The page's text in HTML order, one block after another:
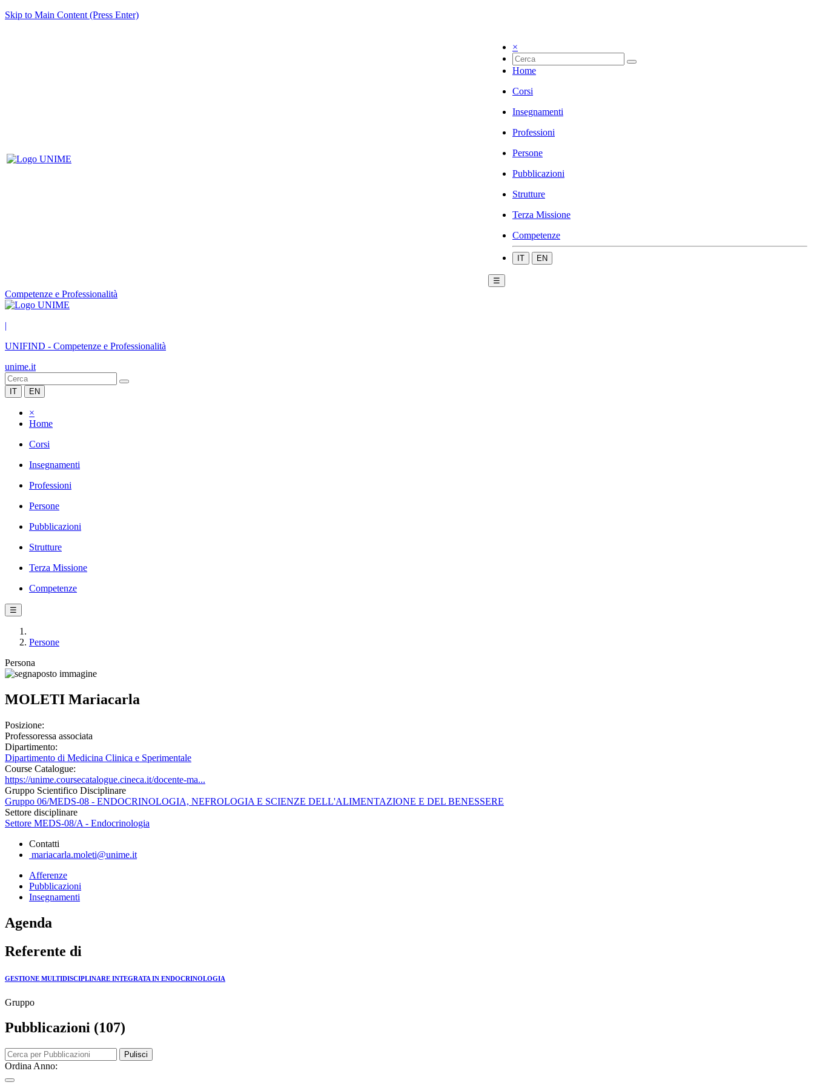
Skip to Main Content (Press Enter)
×
Home
Corsi
Insegnamenti
Professioni
Persone
Pubblicazioni
Strutture
Terza Missione
Competenze
IT EN
☰
Competenze e Professionalità
|
UNIFIND - Competenze e Professionalità
unime.it
IT EN
×
Home
Corsi
Insegnamenti
Professioni
Persone
Pubblicazioni
Strutture
Terza Missione
Competenze
☰
Persone
Persona
MOLETI Mariacarla
Posizione:
Professoressa associata
Dipartimento:
Dipartimento di Medicina Clinica e Sperimentale
Course Catalogue:
https://unime.coursecatalogue.cineca.it/docente-ma...
Gruppo Scientifico Disciplinare
Gruppo 06/MEDS-08 - ENDOCRINOLOGIA, NEFROLOGIA E SCIENZE DELL'ALIMENTAZIONE E DEL BENESSERE
Settore disciplinare
Settore MEDS-08/A - Endocrinologia
Contatti
mariacarla.moleti@unime.it
Afferenze
Pubblicazioni
Insegnamenti
Agenda
Referente di
GESTIONE MULTIDISCIPLINARE INTEGRATA IN ENDOCRINOLOGIA
Gruppo
Pubblicazioni (107)
Pulisci
Ordina Anno: